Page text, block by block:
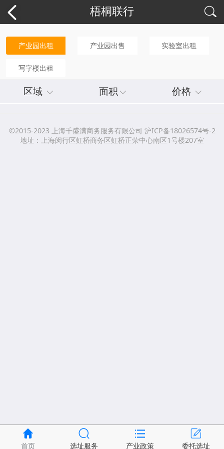
梧桐联行
产业园出租 产业园出售 实验室出租
写字楼出租
区域 面积 价格
©2015-2023 上海千盛满商务服务有限公司 沪ICP备18026574号-2
地址：上海闵行区虹桥商务区虹桥正荣中心南区1号楼207室
首页 选址服务 产业政策 委托选址